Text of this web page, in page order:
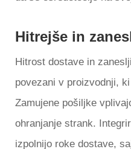
Hitrejše in
Hitrost dostave in
povezani v proizvodnji,
Zamujene pošiljke
ohranjanje strank.
izpolnijo roke dostave,